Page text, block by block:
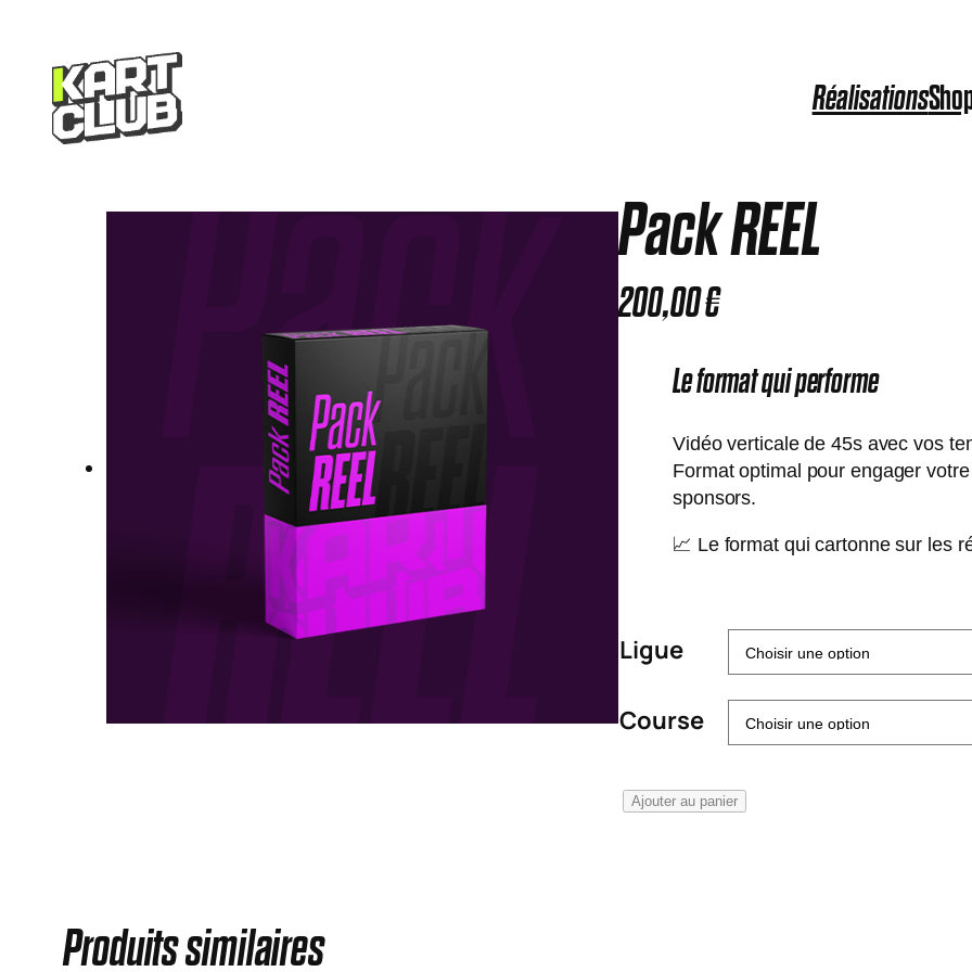
Réalisations
Pack REEL
200,00€
Le format qui performe
Vidéo verticale de 45s avec vos
Format optimal pour engager
sponsors.
📈 Le format qui cartonne sur les
Ligue
Course
qAjouter au panier
Produits similaires